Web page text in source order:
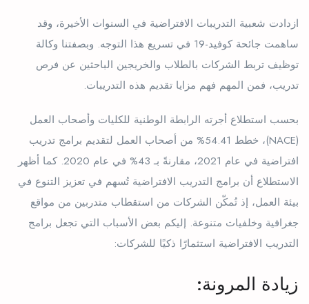
ازدادت شعبية التدريبات الافتراضية في السنوات الأخيرة، وقد
ساهمت جائحة كوفيد-19 في تسريع هذا التوجه. وبصفتنا وكالة
توظيف تربط الشركات بالطلاب والخريجين الباحثين عن فرص
تدريب، فمن المهم فهم مزايا تقديم هذه التدريبات.
بحسب استطلاع أجرته الرابطة الوطنية للكليات وأصحاب العمل
(NACE)، خطط 54.41% من أصحاب العمل لتقديم برامج تدريب
افتراضية في عام 2021، مقارنةً بـ 43% في عام 2020. كما أظهر
الاستطلاع أن برامج التدريب الافتراضية تُسهم في تعزيز التنوع في
بيئة العمل، إذ تُمكّن الشركات من استقطاب متدربين من مواقع
جغرافية وخلفيات متنوعة. إليكم بعض الأسباب التي تجعل برامج
التدريب الافتراضية استثمارًا ذكيًا للشركات:
زيادة المرونة: